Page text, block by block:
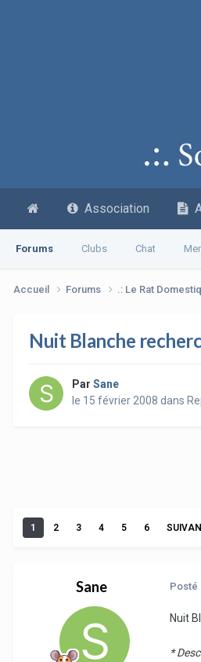
Association
Forums Clubs Chat
Accueil Forums .: Le Rat
Nuit Blanche
Par Sane
le 15 février 2008 dans
1 2 3 4 5 6
Sane Posté
Nuit
*